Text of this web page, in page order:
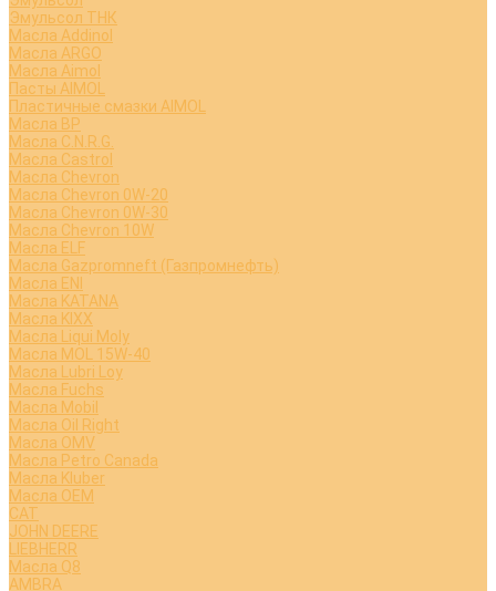
Эмульсол ТНК
Масла Addinol
Масла ARGO
Масла Aimol
Пасты AIMOL
Пластичные смазки AIMOL
Масла BP
Масла C.N.R.G.
Масла Castrol
Масла Chevron
Масла Chevron 0W-20
Масла Chevron 0W-30
Масла Chevron 10W
Масла ELF
Масла Gazpromneft (Газпромнефть)
Масла ENI
Масла KATANA
Масла KIXX
Масла Liqui Moly
Масла MOL 15W-40
Масла Lubri Loy
Масла Fuchs
Масла Mobil
Масла Oil Right
Масла OMV
Масла Petro Canada
Масла Kluber
Масла OEM
CAT
JOHN DEERE
LIEBHERR
Масла Q8
AMBRA